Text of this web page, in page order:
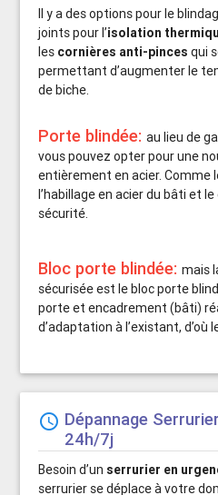
Il y a des options pour le
joints pour l’isolation
les cornières anti-pinces qui
permettant d’augmenter le
de biche.
Porte blindée:au lieu de
vous pouvez opter pour une
entièrement en acier. Comme
l’habillage en acier du bâti et
sécurité.
Bloc porte blindée:mais
sécurisée est le bloc porte
porte et encadrement (bâti)
d’adaptation à l’existant,
schedule Dépannage
24h/7j
Besoin d’un serrurier en
serrurier se déplace à votre